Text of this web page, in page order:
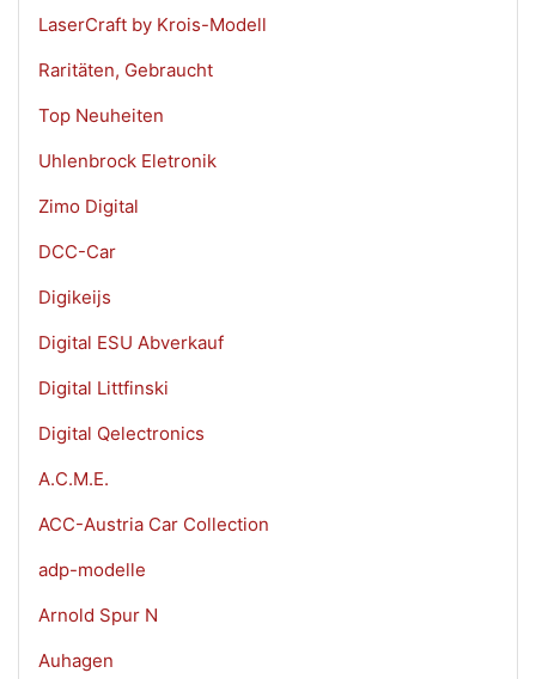
LaserCraft by Krois-Modell
Raritäten, Gebraucht
Top Neuheiten
Uhlenbrock Eletronik
Zimo Digital
DCC-Car
Digikeijs
Digital ESU Abverkauf
Digital Littfinski
Digital Qelectronics
A.C.M.E.
ACC-Austria Car Collection
adp-modelle
Arnold Spur N
Auhagen